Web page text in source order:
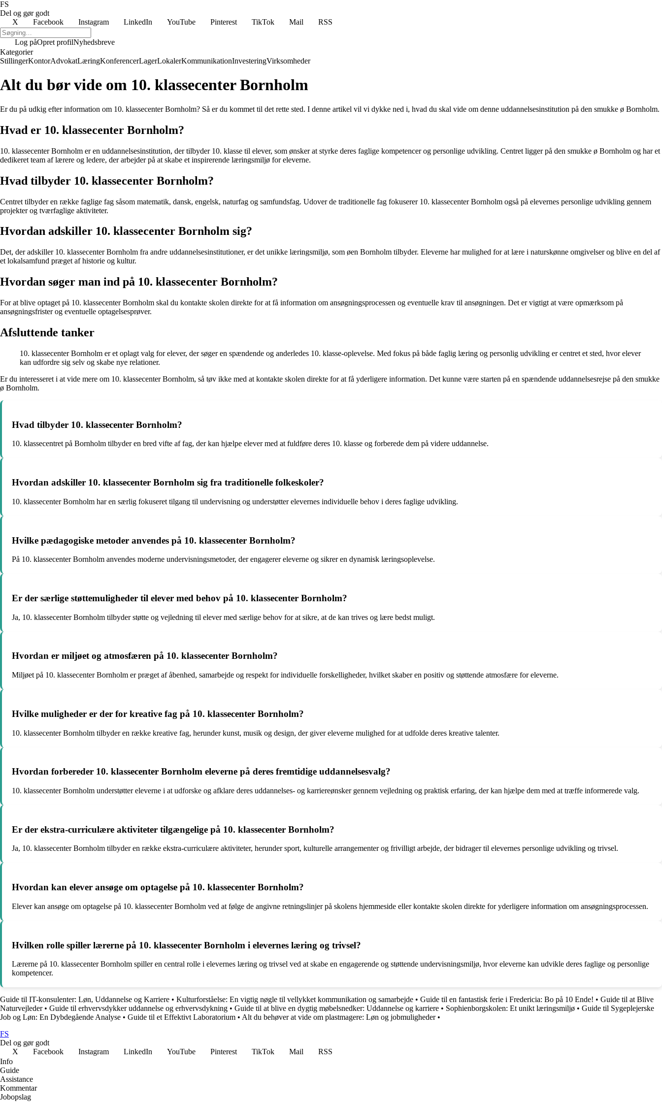
FS
Del og gør godt
X
Facebook Instagram LinkedIn YouTube Pinterest TikTok Mail RSS
Log påOpret profilNyhedsbreve
Kategorier
StillingerKontorAdvokatLæringKonferencerLagerLokalerKommunikationInvesteringVirksomheder
Alt du bør vide om 10. klassecenter Bornholm
Er du på udkig efter information om 10. klassecenter Bornholm? Så er du kommet til det rette sted. I denne artikel vil vi dykke ned i, hvad du skal vide om denne uddannelsesinstitution på den smukke ø Bornholm.
Hvad er 10. klassecenter Bornholm?
10. klassecenter Bornholm er en uddannelsesinstitution, der tilbyder 10. klasse til elever, som ønsker at styrke deres faglige kompetencer og personlige udvikling. Centret ligger på den smukke ø Bornholm og har et
dedikeret team af lærere og ledere, der arbejder på at skabe et inspirerende læringsmiljø for eleverne.
Hvad tilbyder 10. klassecenter Bornholm?
Centret tilbyder en række faglige fag såsom matematik, dansk, engelsk, naturfag og samfundsfag. Udover de traditionelle fag fokuserer 10. klassecenter Bornholm også på elevernes personlige udvikling gennem
projekter og tværfaglige aktiviteter.
Hvordan adskiller 10. klassecenter Bornholm sig?
Det, der adskiller 10. klassecenter Bornholm fra andre uddannelsesinstitutioner, er det unikke læringsmiljø, som øen Bornholm tilbyder. Eleverne har mulighed for at lære i naturskønne omgivelser og blive en del af
et lokalsamfund præget af historie og kultur.
Hvordan søger man ind på 10. klassecenter Bornholm?
For at blive optaget på 10. klassecenter Bornholm skal du kontakte skolen direkte for at få information om ansøgningsprocessen og eventuelle krav til ansøgningen. Det er vigtigt at være opmærksom på
ansøgningsfrister og eventuelle optagelsesprøver.
Afsluttende tanker
10. klassecenter Bornholm er et oplagt valg for elever, der søger en spændende og anderledes 10. klasse-oplevelse. Med fokus på både faglig læring og personlig udvikling er centret et sted, hvor elever
kan udfordre sig selv og skabe nye relationer.
Er du interesseret i at vide mere om 10. klassecenter Bornholm, så tøv ikke med at kontakte skolen direkte for at få yderligere information. Det kunne være starten på en spændende uddannelsesrejse på den smukke
ø Bornholm.
Hvad tilbyder 10. klassecenter Bornholm?
10. klassecentret på Bornholm tilbyder en bred vifte af fag, der kan hjælpe elever med at fuldføre deres 10. klasse og forberede dem på videre uddannelse.
Hvordan adskiller 10. klassecenter Bornholm sig fra traditionelle folkeskoler?
10. klassecenter Bornholm har en særlig fokuseret tilgang til undervisning og understøtter elevernes individuelle behov i deres faglige udvikling.
Hvilke pædagogiske metoder anvendes på 10. klassecenter Bornholm?
På 10. klassecenter Bornholm anvendes moderne undervisningsmetoder, der engagerer eleverne og sikrer en dynamisk læringsoplevelse.
Er der særlige støttemuligheder til elever med behov på 10. klassecenter Bornholm?
Ja, 10. klassecenter Bornholm tilbyder støtte og vejledning til elever med særlige behov for at sikre, at de kan trives og lære bedst muligt.
Hvordan er miljøet og atmosfæren på 10. klassecenter Bornholm?
Miljøet på 10. klassecenter Bornholm er præget af åbenhed, samarbejde og respekt for individuelle forskelligheder, hvilket skaber en positiv og støttende atmosfære for eleverne.
Hvilke muligheder er der for kreative fag på 10. klassecenter Bornholm?
10. klassecenter Bornholm tilbyder en række kreative fag, herunder kunst, musik og design, der giver eleverne mulighed for at udfolde deres kreative talenter.
Hvordan forbereder 10. klassecenter Bornholm eleverne på deres fremtidige uddannelsesvalg?
10. klassecenter Bornholm understøtter eleverne i at udforske og afklare deres uddannelses- og karriereønsker gennem vejledning og praktisk erfaring, der kan hjælpe dem med at træffe informerede valg.
Er der ekstra-curriculære aktiviteter tilgængelige på 10. klassecenter Bornholm?
Ja, 10. klassecenter Bornholm tilbyder en række ekstra-curriculære aktiviteter, herunder sport, kulturelle arrangementer og frivilligt arbejde, der bidrager til elevernes personlige udvikling og trivsel.
Hvordan kan elever ansøge om optagelse på 10. klassecenter Bornholm?
Elever kan ansøge om optagelse på 10. klassecenter Bornholm ved at følge de angivne retningslinjer på skolens hjemmeside eller kontakte skolen direkte for yderligere information om ansøgningsprocessen.
Hvilken rolle spiller lærerne på 10. klassecenter Bornholm i elevernes læring og trivsel?
Lærerne på 10. klassecenter Bornholm spiller en central rolle i elevernes læring og trivsel ved at skabe en engagerende og støttende undervisningsmiljø, hvor eleverne kan udvikle deres faglige og personlige
kompetencer.
Guide til IT-konsulenter: Løn, Uddannelse og Karriere • Kulturforståelse: En vigtig nøgle til vellykket kommunikation og samarbejde • Guide til en fantastisk ferie i Fredericia: Bo på 10 Ende! • Guide til at Blive
Naturvejleder• Guide til erhvervsdykker uddannelse og erhvervsdykning • Guide til at blive en dygtig møbelsnedker: Uddannelse og karriere • Sophienborgskolen: Et unikt læringsmiljø • Guide til Sygeplejerske
Job og Løn: En Dybdegående Analyse • Guide til et Effektivt Laboratorium • Alt du behøver at vide om plastmagere: Løn og jobmuligheder•
FS
Del og gør godt
X
Facebook Instagram LinkedIn YouTube Pinterest TikTok Mail
RSS
Info
Guide
Assistance
Kommentar
Jobopslag